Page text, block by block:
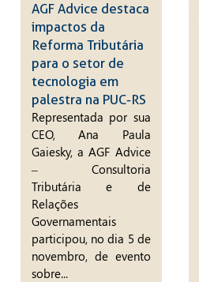
AGF Advice destaca
impactos da
Reforma Tributária
para o setor de
tecnologia em
palestra na PUC-RS
Representada por sua
CEO, Ana Paula
Gaiesky, a AGF Advice
– Consultoria
Tributária e de
Relações
Governamentais
participou, no dia 5 de
novembro, de evento
sobre...